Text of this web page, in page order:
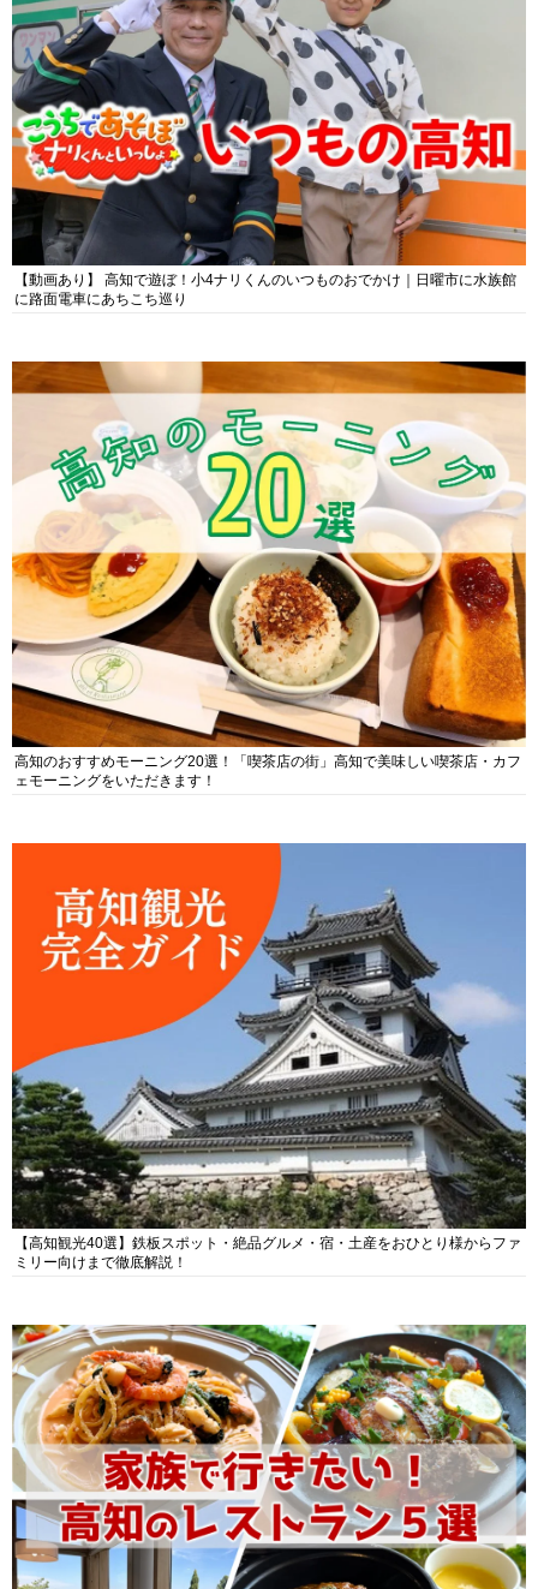
【動画あり】 高知で遊ぼ！小4ナリくんのいつものおでかけ｜日曜市に水族館
に路面電車にあちこち巡り
高知のおすすめモーニング20選！「喫茶店の街」高知で美味しい喫茶店・カフ
ェモーニングをいただきます！
【高知観光40選】鉄板スポット・絶品グルメ・宿・土産をおひとり様からファ
ミリー向けまで徹底解説！